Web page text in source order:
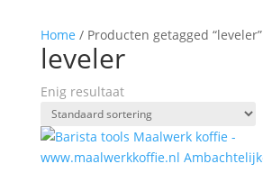
Home / Producten getagged “leveler”
leveler
Enig resultaat